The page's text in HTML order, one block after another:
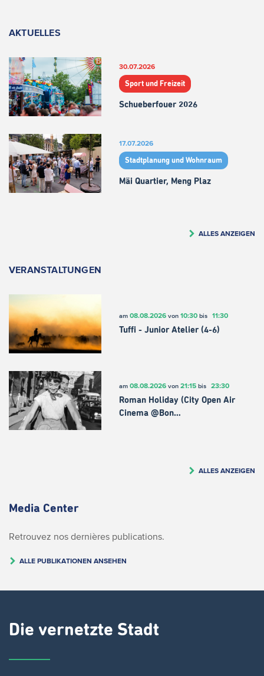
AKTUELLES
30.07.2026
Sport und Freizeit
Schueberfouer 2026
17.07.2026
Stadtplanung und Wohnraum
Mäi Quartier, Meng Plaz
ALLES ANZEIGEN
VERANSTALTUNGEN
am 08.08.2026von 10:30bis 11:30
Tuffi - Junior Atelier (4-6)
am 08.08.2026von 21:15bis 23:30
Roman Holiday (City Open Air
Cinema @Bon…
ALLES ANZEIGEN
Media Center
Retrouvez nos dernières publications.
ALLE PUBLIKATIONEN ANSEHEN
Die vernetzte Stadt